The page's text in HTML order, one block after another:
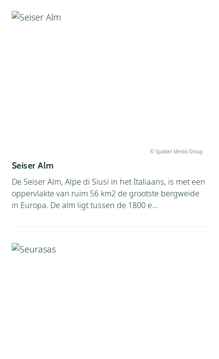
© Spalder Media Group
Seiser Alm
De Seiser Alm, Alpe di Siusi in het Italiaans, is met een
oppervlakte van ruim 56 km2 de grootste bergweide
in Europa. De alm ligt tussen de 1800 e...